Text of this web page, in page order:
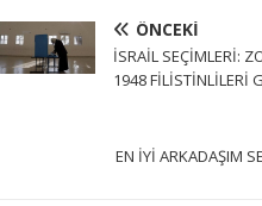
ÖNCEKI
İSRAİL SEÇİMLERİ:
1948 FİLİSTİNLİLERİ
EN İYİ ARKADAŞIM